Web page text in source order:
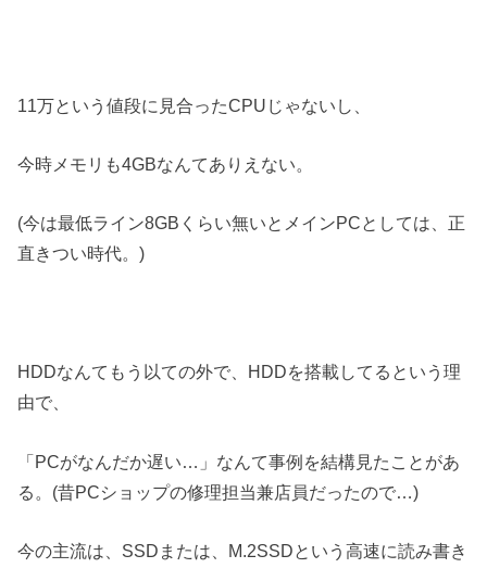
11万という値段に見合ったCPUじゃないし、
今時メモリも4GBなんてありえない。
(今は最低ライン8GBくらい無いとメインPCとしては、正
直きつい時代。)
HDDなんてもう以ての外で、HDDを搭載してるという理
由で、
「PCがなんだか遅い…」なんて事例を結構見たことがあ
る。(昔PCショップの修理担当兼店員だったので…)
今の主流は、SSDまたは、M.2SSDという高速に読み書き